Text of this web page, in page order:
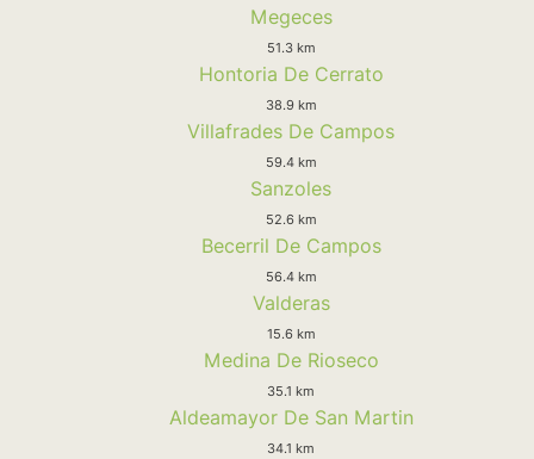
Megeces
51.3 km
Hontoria De Cerrato
38.9 km
Villafrades De Campos
59.4 km
Sanzoles
52.6 km
Becerril De Campos
56.4 km
Valderas
15.6 km
Medina De Rioseco
35.1 km
Aldeamayor De San Martin
34.1 km